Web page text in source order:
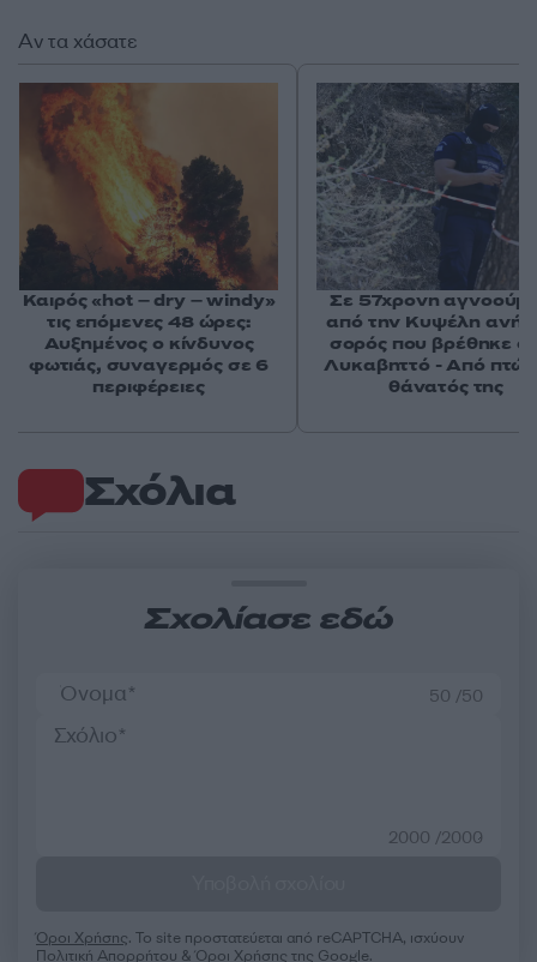
Σχόλια
Σχολίασε εδώ
50 /50
2000 /2000
Όροι Χρήσης. Το site προστατεύεται από reCAPTCHA, ισχύουν
Πολιτική Απορρήτου &Όροι Χρήσης της Google.
Αν τα χάσατε
Καιρός «hot – dry – windy»
τις επόμενες 48 ώρες:
Αυξημένος ο κίνδυνος
φωτιάς, συναγερμός σε 6
περιφέρειες
Σε 57χρονη
από την Κυψέλη
σορός που βρέθηκε
Λυκαβηττό - Από
θάνατός της